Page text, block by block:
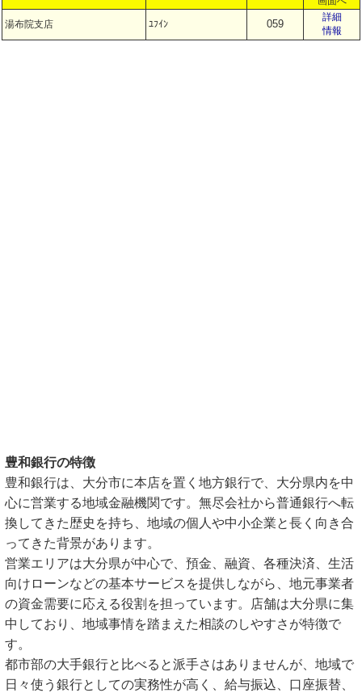
湯布院支店 ﾕﾌｲﾝ 059
詳細
情報
豊和銀行の特徴
豊和銀行は、大分市に本店を置く地方銀行で、大分県内を中
心に営業する地域金融機関です。無尽会社から普通銀行へ転
換してきた歴史を持ち、地域の個人や中小企業と長く向き合
ってきた背景があります。
営業エリアは大分県が中心で、預金、融資、各種決済、生活
向けローンなどの基本サービスを提供しながら、地元事業者
の資金需要に応える役割を担っています。店舗は大分県に集
中しており、地域事情を踏まえた相談のしやすさが特徴で
す。
都市部の大手銀行と比べると派手さはありませんが、地域で
日々使う銀行としての実務性が高く、給与振込、口座振替、